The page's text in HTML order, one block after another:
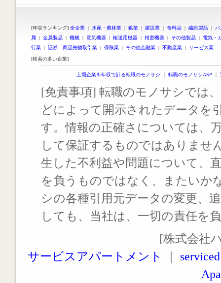
[年収ランキング] 全企業 | 水産・農林業 | 鉱業 | 建設業 | 食料品 | 繊維製品 |
属 | 金属製品 | 機械 | 電気機器 | 輸送用機器 | 精密機器 | その他製品 | 電気・
行業 | 証券、商品先物取引業 | 保険業 | その他金融業 | 不動産業 | サービス業
[検索の多い企業]
上場企業を年収で計る転職のモノサシ ｜ 転職のモノサシASP ｜
[免責事項] 転職のモノサシでは
どによって開示されたデータを
す。情報の正確さについては、
して保証するものではありませ
生した不利益や問題について、
を負うものではなく、またいか
シの各種引用元データの変更、
しても、当社は、一切の責任を
[株式会社
サービスアパートメント